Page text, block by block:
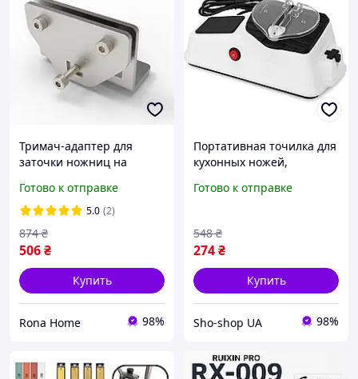
Тримач-адаптер для
заточки ножниц на
ножей Disfact SC-2
Готово к отправке
5.0 (2)
506₴
874 ₴
Купить
Rona Home 98%
Портативная точилка для
кухонных ножей,
заточки больших ножей
Готово к отправке
274₴
548 ₴
Купить
Sho-shop UA 98%